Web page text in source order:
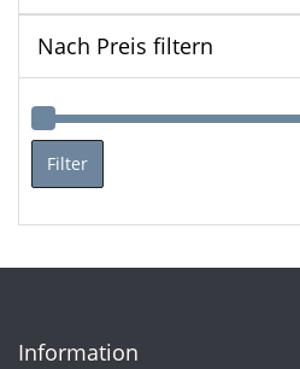
Nach Preis filtern
Filter
Information